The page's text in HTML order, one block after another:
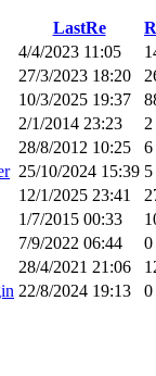
LastRe
4/4/2023 11:05
27/3/2023 18:20
10/3/2025 19:37
2/1/2014 23:23
2
28/8/2012 10:25
6
25/10/2024 15:39 5
12/1/2025 23:41
1/7/2015 00:33
7/9/2022 06:44
0
28/4/2021 21:06
22/8/2024 19:13 0